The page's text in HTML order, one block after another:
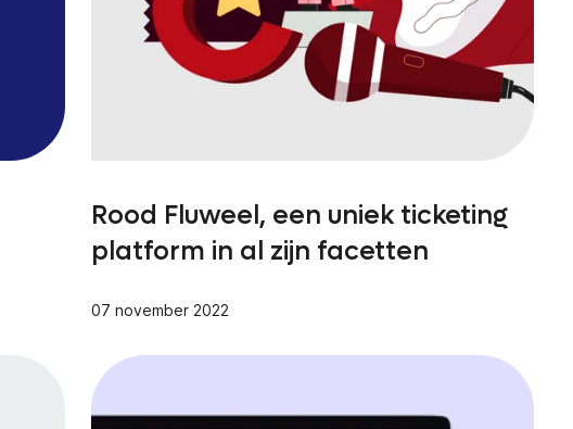
Rood Fluweel, een uniek ticketing
platform in al zijn facetten
07 november 2022